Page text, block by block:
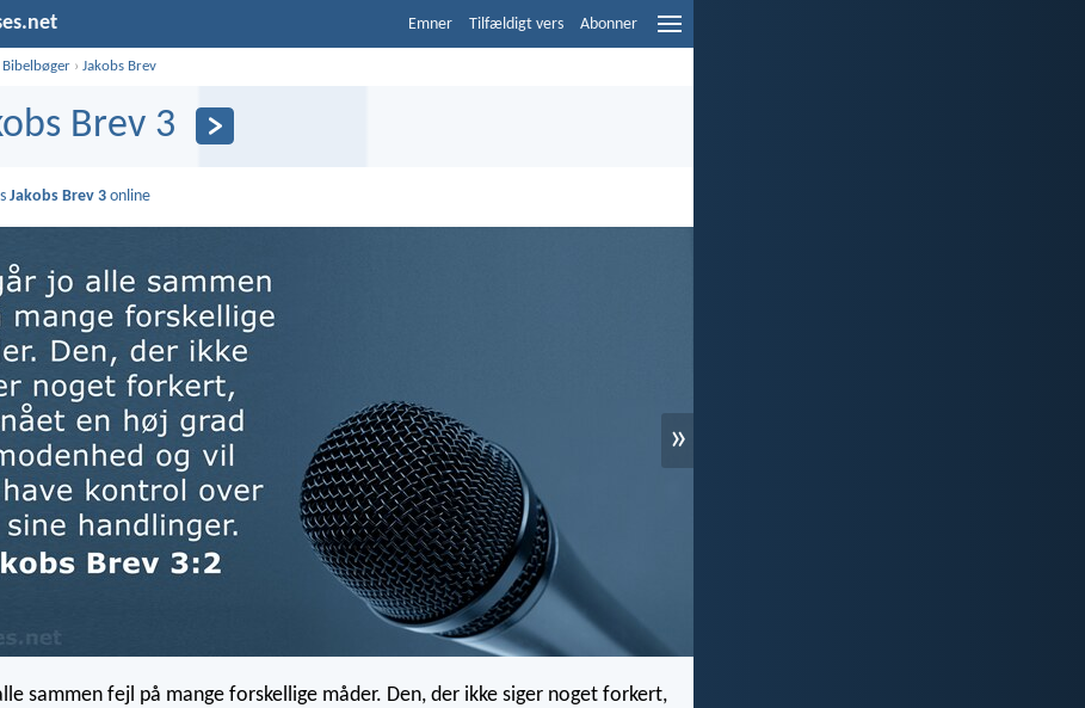
Emner Tilfældigt vers Abonner
Bibelbøger ›Jakobs Brev
Brev 3
Jakobs Brev 3 online
»
sammen fejl på mange forskellige måder. Den, der ikke siger noget forkert,